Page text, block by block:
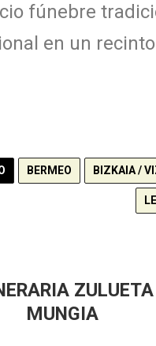
fúnebre
en un
BERMEO BIZKAIA /
ZULUETA
MUNGIA